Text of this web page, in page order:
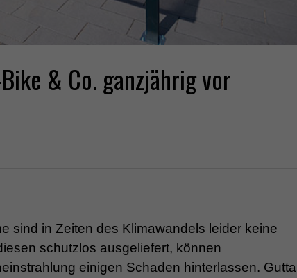
& Co. ganzjährig vor
sind in Zeiten des Klimawandels leider keine
schutzlos ausgeliefert, können
einigen Schaden hinterlassen. Gutta